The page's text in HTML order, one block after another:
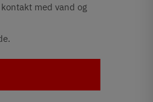
med vand og